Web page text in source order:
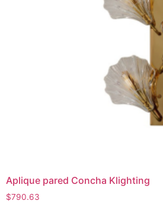
Aplique pared Concha Klighting
$790.63